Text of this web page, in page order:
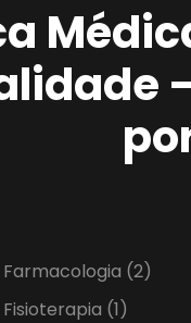
Farmacologia (2)
Fisioterapia (1)